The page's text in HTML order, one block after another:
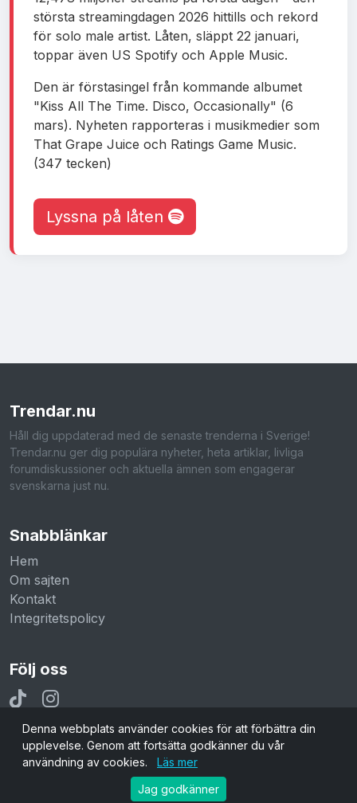
största streamingdagen 2026 hittills och rekord
för solo male artist. Låten, släppt 22 januari,
toppar även US Spotify och Apple Music.
Den är förstasingel från kommande albumet
"Kiss All The Time. Disco, Occasionally" (6
mars). Nyheten rapporteras i musikmedier som
That Grape Juice och Ratings Game Music.
(347 tecken)
Lyssna på låten
Trendar.nu
Håll dig uppdaterad med de senaste trenderna i Sverige!
Trendar.nu ger dig populära nyheter, heta artiklar, livliga
forumdiskussioner och aktuella ämnen som engagerar
svenskarna just nu.
Snabblänkar
Hem
Om sajten
Kontakt
Integritetspolicy
Följ oss
© 2026 Trendar.nu. Alla rättigheter reserverade.
Denna webbplats använder cookies för att förbättra din
upplevelse. Genom att fortsätta godkänner du vår
användning av cookies.
Läs mer
Jag godkänner